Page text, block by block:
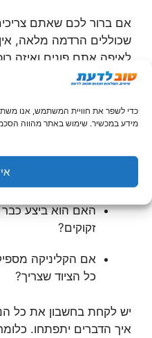
כדי לשפר את חוויית המשתמש, אנו
מידע במכשיר. שימוש באתר מהווה
אם ברור לכם שאתם
שכוללים הרדמה מלאה,
לאיפה אתם פונים ואיזה
עבורכם את העבודה.
הרופאים אכן מספיק
חשוב לברר:
שנים הוא בתחום?
האם הוא ביצע כבר
זקוקים?
אם הקליניקה
כל הציוד שצריך?
יש לקחת בחשבון את כל
איך הדברים יתפתחו.